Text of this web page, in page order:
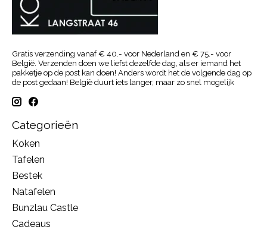
Gratis verzending vanaf € 40.- voor Nederland en € 75.- voor
België. Verzenden doen we liefst dezelfde dag, als er iemand het
pakketje op de post kan doen! Anders wordt het de volgende dag op
de post gedaan! België duurt iets langer, maar zo snel mogelijk
Categorieën
Koken
Tafelen
Bestek
Natafelen
Bunzlau Castle
Cadeaus